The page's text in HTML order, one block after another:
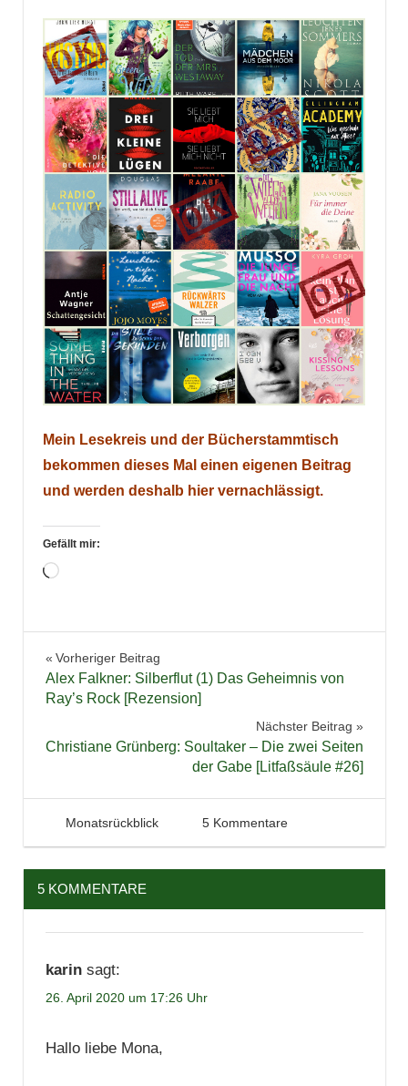
Mein Lesekreis und der Bücherstammtisch
bekommen dieses Mal einen eigenen Beitrag
und werden deshalb hier vernachlässigt.
Gefällt mir:
Wird
Highlights
Lesen
Literatur
Statistik
Thriller
Beitragsnavigation
Vorheriger Beitrag
Alex Falkner: Silberflut (1) Das Geheimnis von
Ray’s Rock [Rezension]
Nächster Beitrag
Christiane Grünberg: Soultaker – Die zwei Seiten
der Gabe [Litfaßsäule #26]
26. April 2020
Tintenhain
Monatsrückblick 5 Kommentare
5 KOMMENTARE
karin sagt:
26. April 2020 um 17:26 Uhr
Hallo liebe Mona,